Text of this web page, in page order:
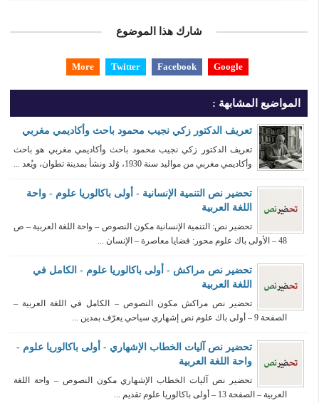
شارك هذا الموضوع
Google
Facebook
Twitter
More
المواضيع المشابهة :
تعريف الدكتور زكي نجيب محمود باحث وأكاديمي مغربي
تعريف الدكتور زكي نجيب محمود باحث وأكاديمي مغربي هو باحث
وأكاديمي مغربي من مواليد سنة 1930، وُلد ونشأ بمدينة تطوان، ويُعد ...
تحضير نص التنمية الإنسانية - أولى باكالوريا علوم - واحة
اللغة العربية
تحضير نص: التنمية الإنسانية مكون النصوص – واحة اللغة العربية – ص
48 – الأولى باك علوم محور: قضايا معاصرة – الإنسان ...
تحضير نص مراكش - أولى باكالوريا علوم - الكامل في
اللغة العربية
تحضير نص مراكش مكون النصوص – الكامل في اللغة العربية –
الصفحة 9 – أولى باك علوم نص إشهاري سياحي يعرّف بمدين ...
تحضير نص آليات الخطاب الإشهاري - أولى باكالوريا علوم -
واحة اللغة العربية
تحضير نص آليات الخطاب الإشهاري مكون النصوص – واحة اللغة
العربية – الصفحة 13 – أولى باكالوريا علوم تقديم ...